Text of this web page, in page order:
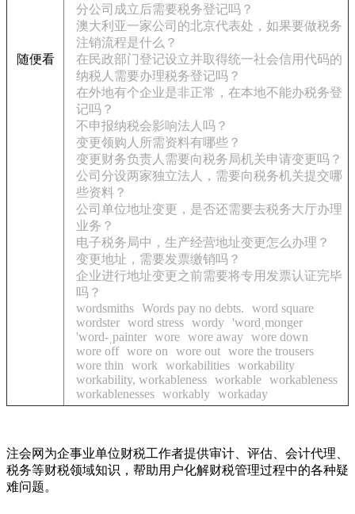
随便看
分公司成立后需要税务登记吗？
澳大利亚一家公司的北京代表处，如果要做税务
注销流程是什么？
在民政部门登记设立并取得统一社会信用代码的
纳税人需要办理税务登记吗？
在外地有个企业是非正常，在本地不能办税务登
记吗？
不申报纳税会影响法人吗？
变更领购人所需资料有哪些？
变更财务负责人需要向税务局机关申请变更吗？
公司分设两家独立法人，需要向税务机关提交哪
些资料？
公司单位地址变更，是否还需要去税务大厅办理
业务？
电子税务局中，生产经营地址变更怎么办理？
变更地址，需要发票缴销吗？
企业进行地址变更之前需要将专用发票认证完毕
吗？
wordsmiths Words pay no debts.
word square
wordster word stress wordy 'wordˌmonger
'word-ˌpainter wore wore away wore down
wore off wore on wore out wore the trousers
wore thin
work workabilities workability
workability, workableness workable workableness
workablenesses workably workaday
注会网为企事业单位财税工作者提供审计、评估、会计代理、
税务等财税领域知识，帮助用户化解财税管理过程中的各种疑
难问题。